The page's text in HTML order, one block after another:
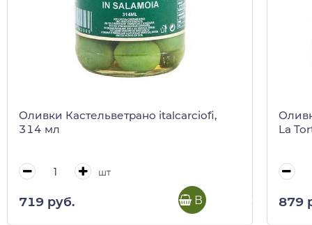
Оливки Кастельветрано italcarciofi,
314 мл
шт
719 руб. В корзину
La
879